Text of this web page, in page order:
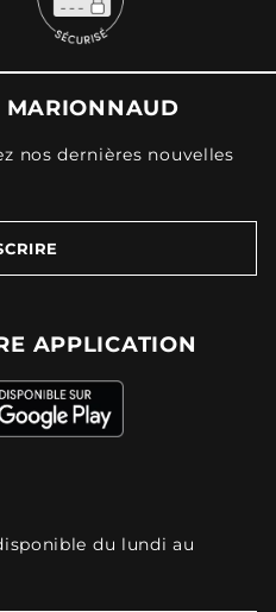
MARIONNAUD
nos dernières nouvelles
APPLICATION
du lundi au